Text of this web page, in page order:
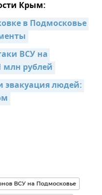
Крым:
в Подмосковье
ВСУ на
млн рублей
людей:
ВСУ на Подмосковье